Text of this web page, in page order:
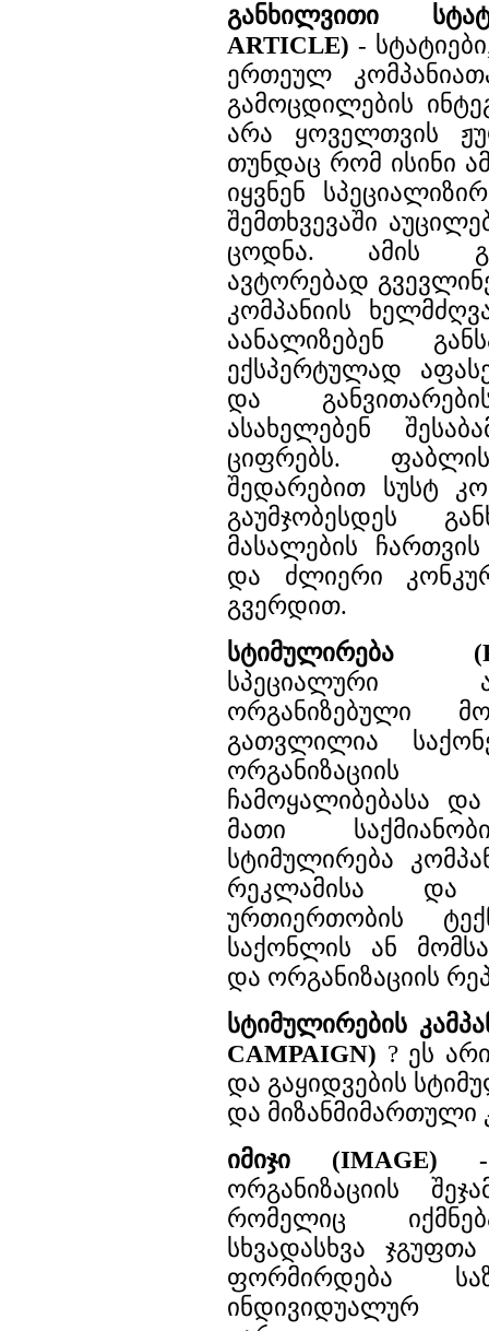
განხილვითი
ARTICLE) -
ერთეულ
გამოცდილების
არა ყოველთვის
თუნდაც რომ ისინი
იყვნენ
შემთხვევაში
ცოდნა. ამის
ავტორებად
კომპანიის
აანალიზებენ
ექსპერტულად
და
ასახელებენ
ციფრებს.
შედარებით სუსტ
გაუმჯობესდეს
მასალების
და ძლიერი
გვერდით.
სტიმულირება
სპეციალური
ორგანიზებული
გათვლილია
ჩამოყალიბებასა
მათი
სტიმულირება
რეკლამისა და
ურთიერთობის
საქონლის ან
და ორგანიზაციის
სტიმულირების
CAMPAIGN) ? ეს
და გაყიდვების
და მიზანმიმართული
იმიჯი (IMAGE) -
ორგანიზაციის
რომელიც
სხვადასხვა
ფორმირდება
ინდივიდუალურ